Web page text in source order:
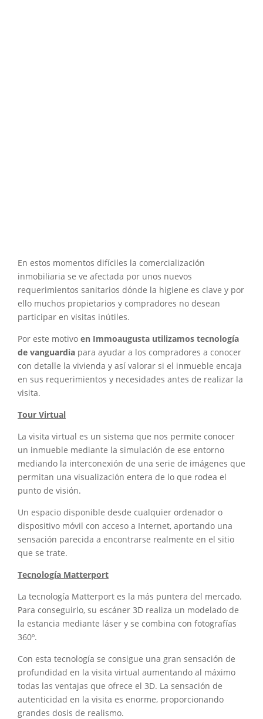
En estos momentos difíciles la comercialización
inmobiliaria se ve afectada por unos nuevos
requerimientos sanitarios dónde la higiene es clave y por
ello muchos propietarios y compradores no desean
participar en visitas inútiles.
Por este motivo en Immoaugusta utilizamos tecnología
de vanguardia para ayudar a los compradores a conocer
con detalle la vivienda y así valorar si el inmueble encaja
en sus requerimientos y necesidades antes de realizar la
visita.
Tour Virtual
La visita virtual es un sistema que nos permite conocer
un inmueble mediante la simulación de ese entorno
mediando la interconexión de una serie de imágenes que
permitan una visualización entera de lo que rodea el
punto de visión.
Un espacio disponible desde cualquier ordenador o
dispositivo móvil con acceso a Internet, aportando una
sensación parecida a encontrarse realmente en el sitio
que se trate.
Tecnología Matterport
La tecnología Matterport es la más puntera del mercado.
Para conseguirlo, su escáner 3D realiza un modelado de
la estancia mediante láser y se combina con fotografías
360º.
Con esta tecnología se consigue una gran sensación de
profundidad en la visita virtual aumentando al máximo
todas las ventajas que ofrece el 3D. La sensación de
autenticidad en la visita es enorme, proporcionando
grandes dosis de realismo.